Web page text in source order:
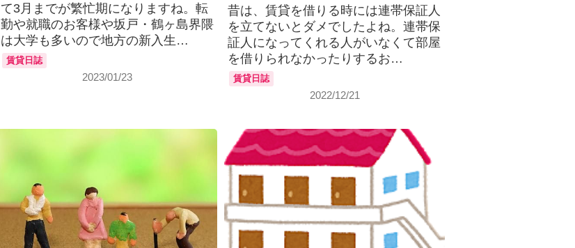
て3月までが繁忙期になりますね。転
勤や就職のお客様や坂戸・鶴ヶ島界隈
は大学も多いので地方の新入生…
賃貸日誌
2023/01/23
昔は、賃貸を借りる時には連帯保証人
を立てないとダメでしたよね。連帯保
証人になってくれる人がいなくて部屋
を借りられなかったりするお…
賃貸日誌
2022/12/21